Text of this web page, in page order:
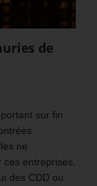
de
sur fin
ne
entreprises,
des CDD ou